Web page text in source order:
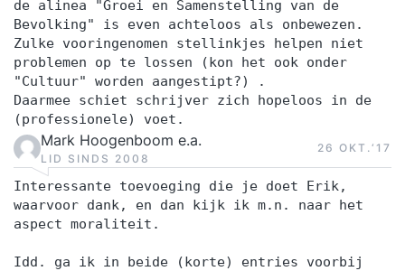
de alinea "Groei en Samenstelling van de
Bevolking" is even achteloos als onbewezen.
Zulke vooringenomen stellinkjes helpen niet
problemen op te lossen (kon het ook onder
"Cultuur" worden aangestipt?) .
Daarmee schiet schrijver zich hopeloos in de
(professionele) voet.
Mark Hoogenboom e.a.
LID SINDS 2008
26 OKT.‘17
Interessante toevoeging die je doet Erik,
waarvoor dank, en dan kijk ik m.n. naar het
aspect moraliteit.
Idd. ga ik in beide (korte) entries voorbij